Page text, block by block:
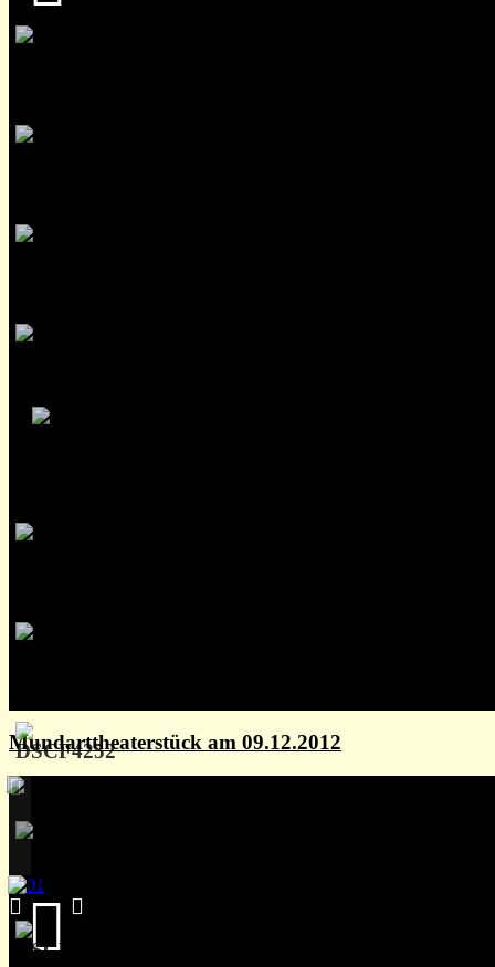
Mundarttheaterstück am 09.12.2012